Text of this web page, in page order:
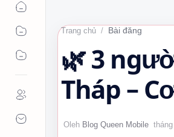
Trang chủ Bài đăng
🌿 3
Tháp –
điều tra